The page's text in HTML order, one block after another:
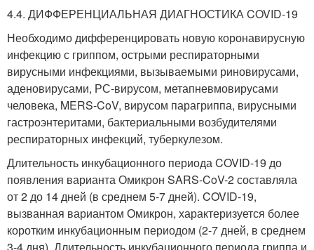
4.4. ДИФФЕРЕНЦИАЛЬНАЯ ДИАГНОСТИКА COVID-19
Необходимо дифференцировать новую коронавирусную
инфекцию с гриппом, острыми респираторными
вирусными инфекциями, вызываемыми риновирусами,
аденовирусами, РС-вирусом, метапневмовирусами
человека, MERS-CoV, вирусом парагриппа, вирусными
гастроэнтеритами, бактериальными возбудителями
респираторных инфекций, туберкулезом.
Длительность инкубационного периода COVID-19 до
появления варианта Омикрон SARS-CoV-2 составляла
от 2 до 14 дней (в среднем 5-7 дней). COVID-19,
вызванная вариантом Омикрон, характеризуется более
коротким инкубационным периодом (2-7 дней, в среднем